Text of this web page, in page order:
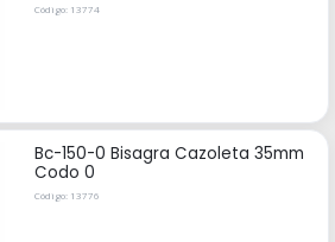
Código: 13774
Bc-150-0 Bisagra Cazoleta 35mm
Codo 0
Código: 13776